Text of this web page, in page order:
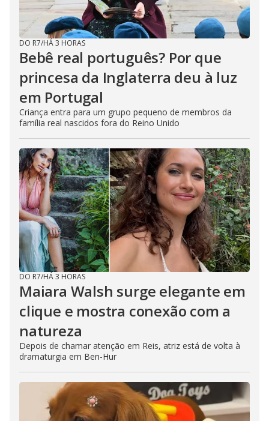
DO R7/HÁ 3 HORAS
Bebê real português? Por que
princesa da Inglaterra deu à luz
em Portugal
Criança entra para um grupo pequeno de membros da
família real nascidos fora do Reino Unido
DO R7/HÁ 3 HORAS
Maiara Walsh surge elegante em
clique e mostra conexão com a
natureza
Depois de chamar atenção em Reis, atriz está de volta à
dramaturgia em Ben-Hur